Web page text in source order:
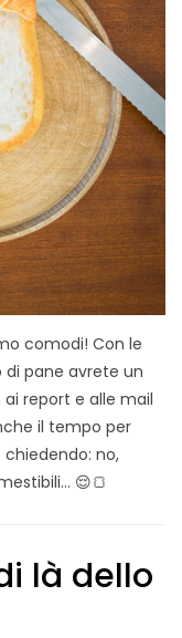
comodi! Con le
pane avrete un
report e alle mail
il tempo per
no,
😌🍞
là dello